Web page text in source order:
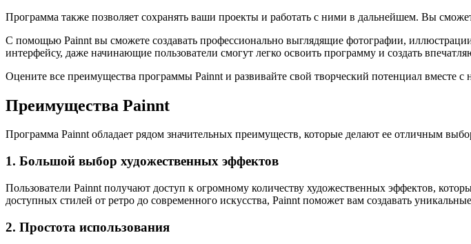
Программа также позволяет сохранять ваши проекты и работать с ними в дальнейшем. Вы
С помощью Painnt вы сможете создавать профессионально выглядящие фотографии,
интерфейсу, даже начинающие пользователи смогут легко освоить программу и создать
Оцените все преимущества программы Painnt и развивайте свой творческий потенциал вместе с
Преимущества Painnt
Программа Painnt обладает рядом значительных преимуществ, которые делают ее отличным
1. Большой выбор художественных эффектов
Пользователи Painnt получают доступ к огромному количеству художественных эффектов,
доступных стилей от ретро до современного искусства, Painnt поможет вам создавать
2. Простота использования